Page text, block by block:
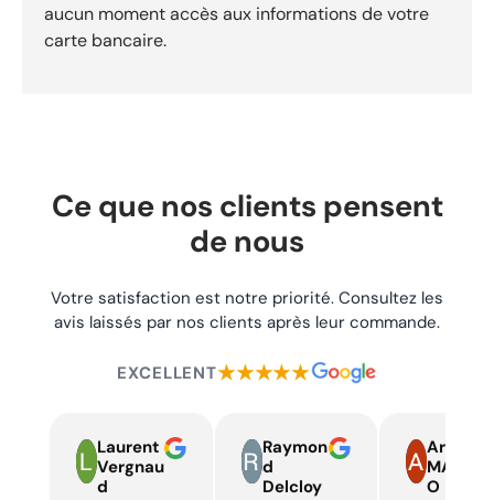
aucun moment accès aux informations de votre
carte bancaire.
Ce que nos clients pensent
de nous
Votre satisfaction est notre priorité. Consultez les
avis laissés par nos clients après leur commande.
EXCELLENT★★★★★
Laurent
Vergnau
d
Raymon
d
Delcloy
Armand
MARTIN
O